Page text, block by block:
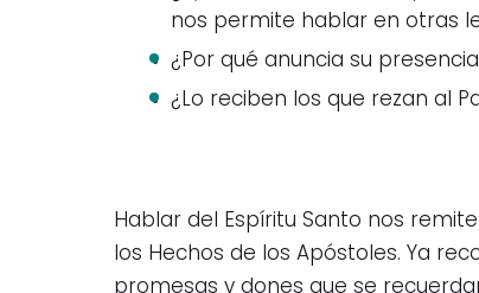
nos permite hablar en otras
¿Por qué anuncia su
¿Lo reciben los que rezan al
Hablar del Espíritu Santo nos
los Hechos de los Apóstoles. Ya
promesas y dones que se